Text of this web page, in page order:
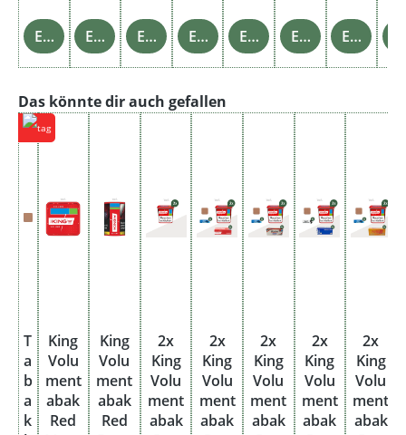
Einzelheiten Einzelheiten Einzelheiten Einzelheiten Einzelheiten Einzelheiten Einzelheiten
Produktgalerie überspringen
Das könnte dir auch gefallen
T
a
b
a
k
King
Volu
ment
abak
Red
King
Volu
ment
abak
Red
2x
King
Volu
ment
abak
2x
King
Volu
ment
abak
2x
King
Volu
ment
abak
2x
King
Volu
ment
abak
2x
King
Volu
ment
abak